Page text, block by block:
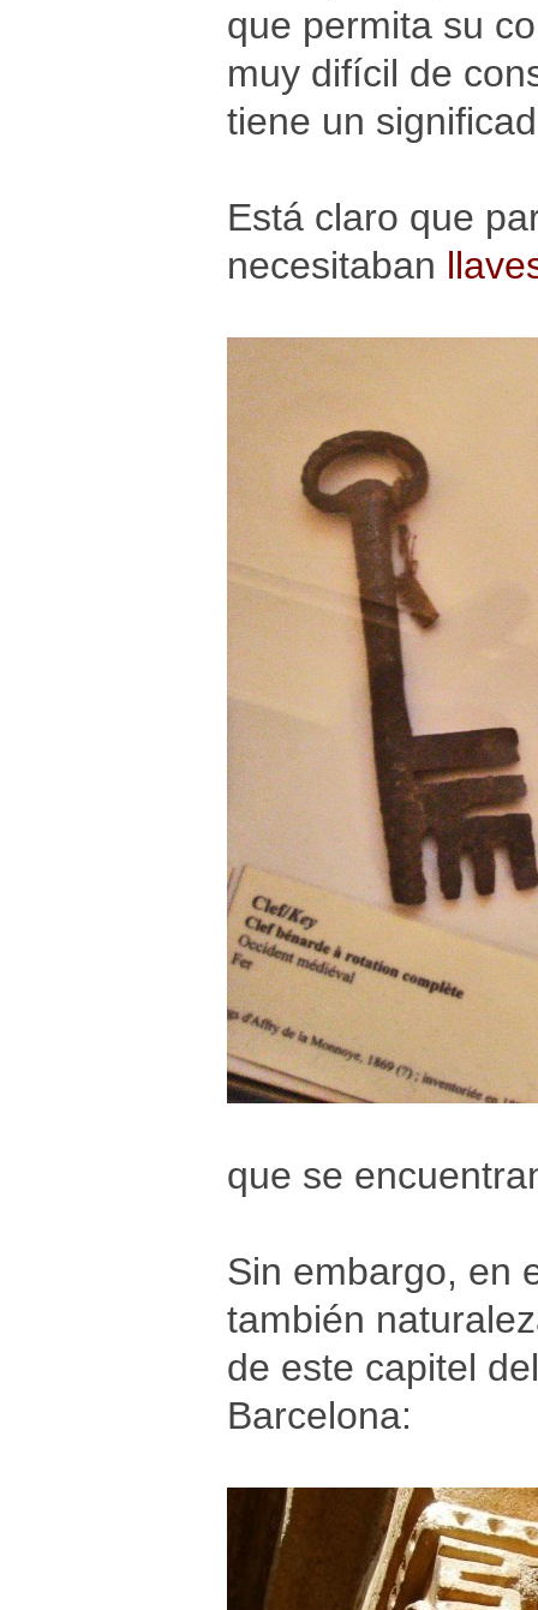
que permita su
muy difícil de
tiene un
Está claro que
necesitaban
que se
Sin embargo, en
también
de este capitel
Barcelona: